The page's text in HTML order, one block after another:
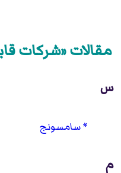
مقالات «شركات
س
سامسونج
م